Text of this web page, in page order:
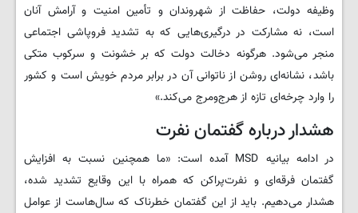
وظیفه دولت، حفاظت از شهروندان و تأمین امنیت و آرامش آنان
است، نه مشارکت در درگیری‌هایی که به تشدید فروپاشی اجتماعی
منجر می‌شود. هرگونه دخالت دولت که بر خشونت و سرکوب متکی
باشد، نشانه‌ای روشن از ناتوانی آن در برابر مردم خویش است و کشور
را وارد چرخه‌ای تازه از هرج‌ومرج می‌کند.»
هشدار درباره گفتمان نفرت
در ادامه بیانیه MSD آمده است: «ما همچنین نسبت به افزایش
گفتمان فرقه‌ای و نفرت‌پراکن که همراه با این وقایع تشدید شده،
هشدار می‌دهیم. باید از این گفتمان خطرناک که سال‌هاست از عوامل